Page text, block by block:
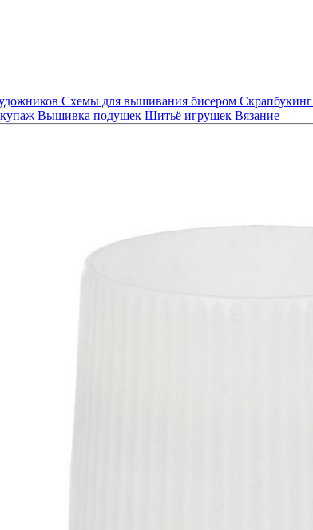
Схемы для вышивания бисером Скрапбукинг
Вышивка подушек Шитьё игрушек Вязание